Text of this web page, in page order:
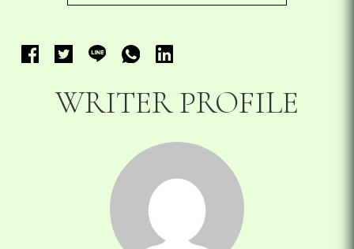
WRITER PROFILE